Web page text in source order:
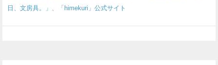
日、文房具。」 、 「himekuri」公式サイト